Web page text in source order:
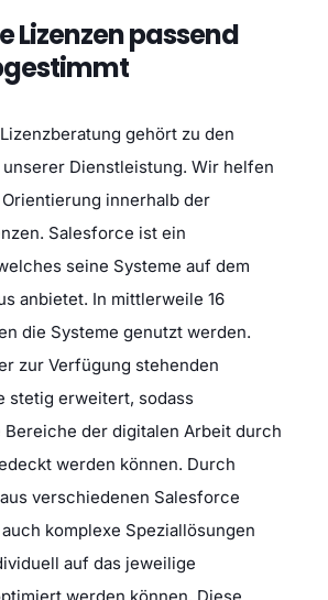
Lizenzen passend
gehört zu den
Dienstleistung. Wir helfen
innerhalb der
Salesforce ist ein
seine Systeme auf dem
anbietet. In mittlerweile 16
die Systeme genutzt werden.
zur Verfügung stehenden
stetig erweitert, sodass
der digitalen Arbeit durch
werden können. Durch
verschiedenen Salesforce
komplexe Speziallösungen
auf das jeweilige